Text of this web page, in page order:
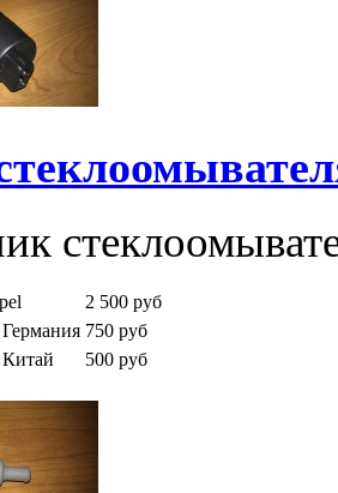
2 500 руб
750 руб
500 руб